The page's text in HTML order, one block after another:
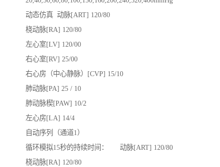
动态仿真	动脉[ART] 120/80
桡动脉[RA] 120/80
左心室[LV] 120/00
右心室[RV] 25/00
右心房（中心静脉）[CVP] 15/10
肺动脉[PA] 25 / 10
肺动脉楔[PAW] 10/2
左心房[LA] 14/4
自动序列（通道1）
循环模拟15秒的持续时间：	动脉[ART] 120/80
桡动脉[RA] 120/80